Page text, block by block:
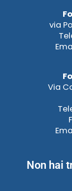
via
Via
Non hai